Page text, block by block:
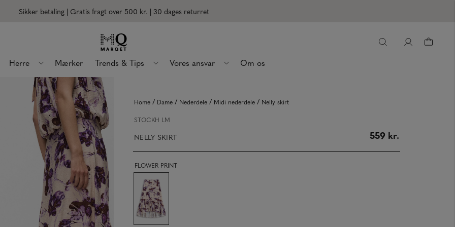
Sikker betaling | Gratis fragt over 500 kr. | 30 dages returret
Herre Mærker Trends & Tips Vores ansvar Om os
Home / Dame / Nederdele / Midi nederdele / Nelly skirt
STOCKH LM
NELLY SKIRT 559 kr.
FLOWER PRINT